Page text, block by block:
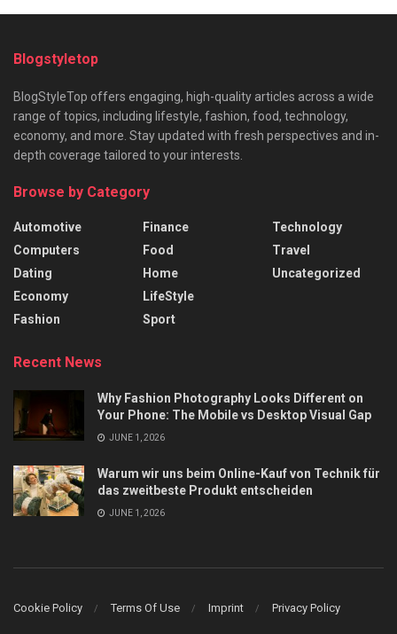
Blogstyletop
BlogStyleTop offers engaging, high-quality articles across a wide
range of topics, including lifestyle, fashion, food, technology,
economy, and more. Stay updated with fresh perspectives and in-
depth coverage tailored to your interests.
Browse by Category
Automotive
Computers
Dating
Economy
Fashion
Finance
Food
Home
LifeStyle
Sport
Technology
Travel
Uncategorized
Recent News
Why Fashion Photography Looks Different on
Your Phone: The Mobile vs Desktop Visual Gap
JUNE 1, 2026
Warum wir uns beim Online-Kauf von Technik für
das zweitbeste Produkt entscheiden
JUNE 1, 2026
Cookie Policy Terms Of Use Imprint Privacy Policy